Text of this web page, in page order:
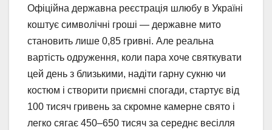
Офіційна державна реєстрація шлюбу в Україні
коштує символічні гроші — державне мито
становить лише 0,85 гривні. Але реальна
вартість одруження, коли пара хоче святкувати
цей день з близькими, надіти гарну сукню чи
костюм і створити приємні спогади, стартує від
100 тисяч гривень за скромне камерне свято і
легко сягає 450–650 тисяч за середнє весілля